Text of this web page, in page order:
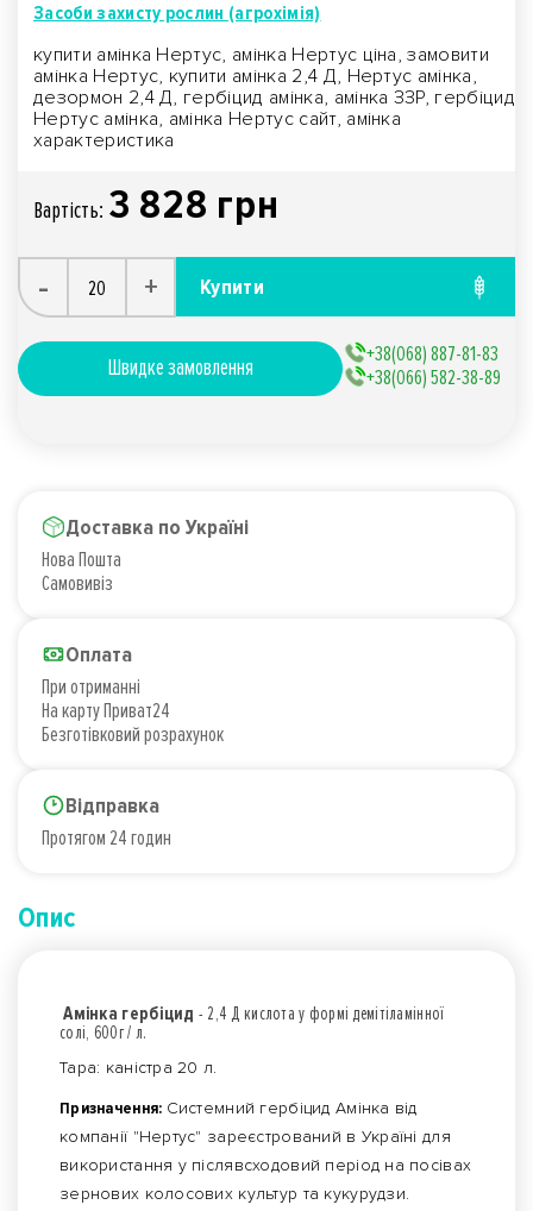
Засоби захисту рослин (агрохімія)
купити амінка Нертус, амінка Нертус ціна, замовити
амінка Нертус, купити амінка 2,4 Д, Нертус амінка,
дезормон 2,4 Д, гербіцид амінка, амінка ЗЗР, гербіцид
Нертус амінка, амінка Нертус сайт, амінка
характеристика
Вартiсть: 3 828 грн
- + Купити
Швидке замовлення
+38(068) 887-81-83
+38(066) 582-38-89
Доставка по Україні
Нова Пошта
Самовивіз
Оплата
При отриманні
На карту Приват24
Безготівковий розрахунок
Відправка
Протягом 24 годин
Опис
Амінка гербіцид - 2,4 Д кислота у формі демітіламінної
солі, 600г / л.
Тара: каністра 20 л.
Призначення: Системний гербіцид Амінка від
компанії "Нертус" зареєстрований в Україні для
використання у післявсходовий період на посівах
зернових колосових культур та кукурудзи.